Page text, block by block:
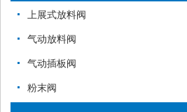
上展式放料阀
气动放料阀
气动插板阀
粉末阀